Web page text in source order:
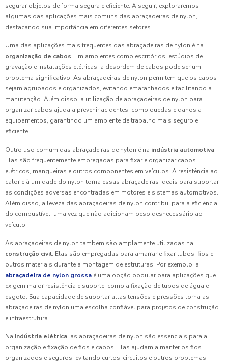
segurar objetos de forma segura e eficiente. A seguir, exploraremos
algumas das aplicações mais comuns das abraçadeiras de nylon,
destacando sua importância em diferentes setores.
Uma das aplicações mais frequentes das abraçadeiras de nylon é na
organização de cabos. Em ambientes como escritórios, estúdios de
gravação e instalações elétricas, a desordem de cabos pode ser um
problema significativo. As abraçadeiras de nylon permitem que os cabos
sejam agrupados e organizados, evitando emaranhados e facilitando a
manutenção. Além disso, a utilização de abraçadeiras de nylon para
organizar cabos ajuda a prevenir acidentes, como quedas e danos a
equipamentos, garantindo um ambiente de trabalho mais seguro e
eficiente.
Outro uso comum das abraçadeiras de nylon é na indústria automotiva.
Elas são frequentemente empregadas para fixar e organizar cabos
elétricos, mangueiras e outros componentes em veículos. A resistência ao
calor e à umidade do nylon torna essas abraçadeiras ideais para suportar
as condições adversas encontradas em motores e sistemas automotivos.
Além disso, a leveza das abraçadeiras de nylon contribui para a eficiência
do combustível, uma vez que não adicionam peso desnecessário ao
veículo.
As abraçadeiras de nylon também são amplamente utilizadas na
construção civil. Elas são empregadas para amarrar e fixar tubos, fios e
outros materiais durante a montagem de estruturas. Por exemplo, a
abraçadeira de nylon grossa é uma opção popular para aplicações que
exigem maior resistência e suporte, como a fixação de tubos de água e
esgoto. Sua capacidade de suportar altas tensões e pressões torna as
abraçadeiras de nylon uma escolha confiável para projetos de construção
e infraestrutura.
Na indústria elétrica, as abraçadeiras de nylon são essenciais para a
organização e fixação de fios e cabos. Elas ajudam a manter os fios
organizados e seguros, evitando curtos-circuitos e outros problemas